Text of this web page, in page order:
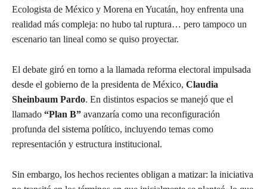
Ecologista de México y Morena en Yucatán, hoy enfrenta una
realidad más compleja: no hubo tal ruptura… pero tampoco un
escenario tan lineal como se quiso proyectar.
El debate giró en torno a la llamada reforma electoral impulsada
desde el gobierno de la presidenta de México, Claudia
Sheinbaum Pardo. En distintos espacios se manejó que el
llamado “Plan B” avanzaría como una reconfiguración
profunda del sistema político, incluyendo temas como
representación y estructura institucional.
Sin embargo, los hechos recientes obligan a matizar: la iniciativa